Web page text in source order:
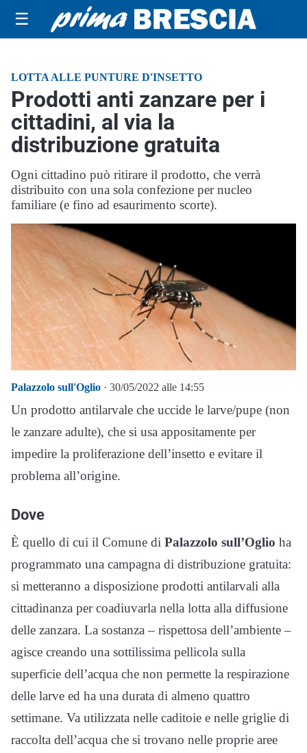
☰
LOTTA ALLE PUNTURE D'INSETTO
Prodotti anti zanzare per i
cittadini, al via la
distribuzione gratuita
Ogni cittadino può ritirare il prodotto, che verrà
distribuito con una sola confezione per nucleo
familiare (e fino ad esaurimento scorte).
Palazzolo sull'Oglio · 30/05/2022 alle 14:55
Un prodotto antilarvale che uccide le larve/pupe (non
le zanzare adulte), che si usa appositamente per
impedire la proliferazione dell’insetto e evitare il
problema all’origine.
Dove
È quello di cui il Comune di Palazzolo sull’Oglio ha
programmato una campagna di distribuzione gratuita:
si metteranno a disposizione prodotti antilarvali alla
cittadinanza per coadiuvarla nella lotta alla diffusione
delle zanzara. La sostanza – rispettosa dell’ambiente –
agisce creando una sottilissima pellicola sulla
superficie dell’acqua che non permette la respirazione
delle larve ed ha una durata di almeno quattro
settimane. Va utilizzata nelle caditoie e nelle griglie di
raccolta dell’acqua che si trovano nelle proprie aree